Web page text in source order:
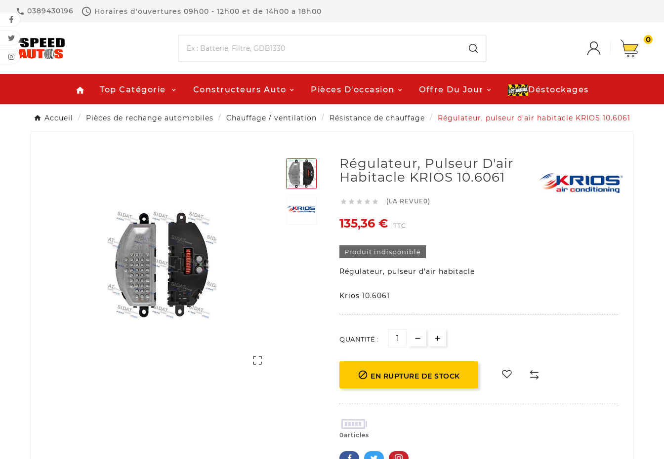
 0389430196  Horaires d'ouvertures 09h00 - 12h00 et de 14h00 a 18h00
0
home Top Catégorie Constructeurs Auto Pièces D'occasion Offre Du Jour Déstockages
Accueil Pièces de rechange automobiles Chauffage / ventilation Résistance de chauffage Régulateur, pulseur d'air habitacle KRIOS 10.6061

Régulateur, Pulseur D'air
Habitacle KRIOS 10.6061
     (LA REVUE0)
135,36 € TTC
Produit indisponible
Régulateur, pulseur d'air habitacle
Krios 10.6061
QUANTITÉ :
 EN RUPTURE DE STOCK
0articles